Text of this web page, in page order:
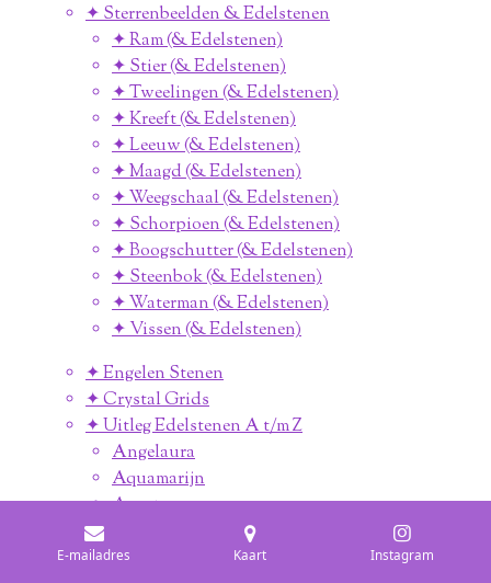
✦ Sterrenbeelden & Edelstenen
✦ Ram (& Edelstenen)
✦ Stier (& Edelstenen)
✦ Tweelingen (& Edelstenen)
✦ Kreeft (& Edelstenen)
✦ Leeuw (& Edelstenen)
✦ Maagd (& Edelstenen)
✦ Weegschaal (& Edelstenen)
✦ Schorpioen (& Edelstenen)
✦ Boogschutter (& Edelstenen)
✦ Steenbok (& Edelstenen)
✦ Waterman (& Edelstenen)
✦ Vissen (& Edelstenen)
✦ Engelen Stenen
✦ Crystal Grids
✦ Uitleg Edelstenen A t/m Z
Angelaura
Aquamarijn
Agaat
Aragoniet
E-mailadres Kaart Instagram